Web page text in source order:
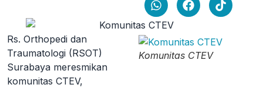
Komunitas CTEV
Rs. Orthopedi dan
Traumatologi (RSOT)
Surabaya meresmikan
komunitas CTEV,